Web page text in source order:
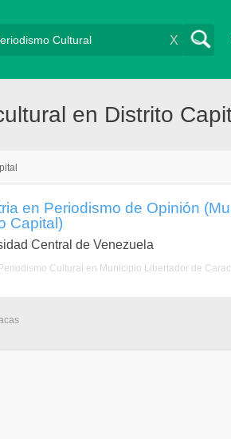
X
en Distrito
en Periodismo de Opinión
Capital)
Central de Venezuela
Cultural en Municipio Libertador de